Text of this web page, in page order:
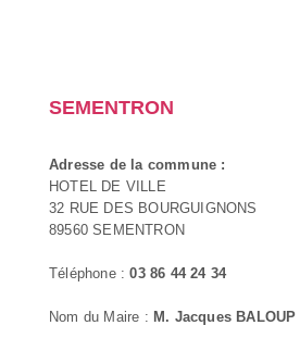
SEMENTRON
Adresse de la commune :
HOTEL DE VILLE
32 RUE DES BOURGUIGNONS
89560 SEMENTRON
Téléphone :03 86 44 24 34
Nom du Maire : M. Jacques BALOUP